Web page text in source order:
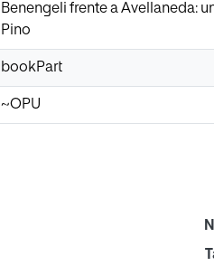
Benengeli frente a Avellaneda:
Pino
bookPart
~OPU